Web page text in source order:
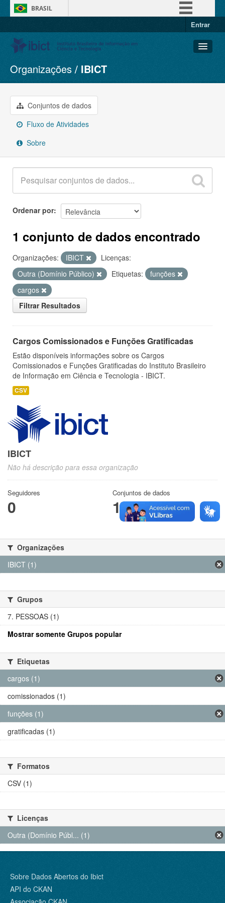
BRASIL
Entrar
Conjuntos de dados
Organizações
Grupos
Sobre
Organizações IBICT
Conjuntos de dados
Fluxo de Atividades
Sobre
Ordenar por
1 conjunto de dados encontrado
Organizações: IBICT
Licenças:
Outra (Domínio Público)
Etiquetas:
funções
cargos
Filtrar Resultados
Cargos Comissionados e Funções Gratificadas
Estão disponíveis informações sobre os Cargos
Comissionados e Funções Gratificadas do Instituto Brasileiro
de Informação em Ciência e Tecnologia - IBICT.
CSV
IBICT
Não há descrição para essa organização
Seguidores
0
Conjuntos de dados
1
Organizações
IBICT (1)
Grupos
7. PESSOAS (1)
Mostrar somente Grupos popular
Etiquetas
cargos (1)
comissionados (1)
funções (1)
gratificadas (1)
Formatos
CSV (1)
Licenças
Outra (Domínio Públ... (1)
Sobre Dados Abertos do Ibict
API do CKAN